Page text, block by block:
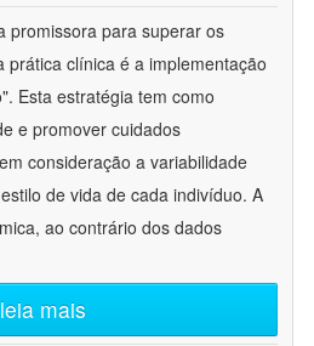
promissora para superar os
prática clínica é a implementação
Esta estratégia tem como
e promover cuidados
consideração a variabilidade
de vida de cada indivíduo. A
ao contrário dos dados
leia mais